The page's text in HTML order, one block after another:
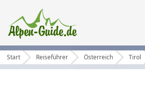
Start Reiseführer Österreich Tirol